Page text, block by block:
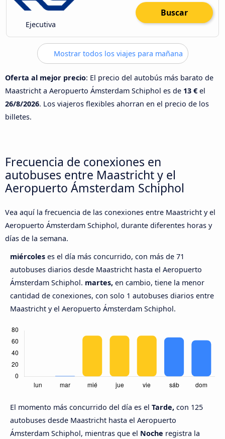
Ejecutiva
Buscar
Mostrar todos los viajes para mañana
Oferta al mejor precio: El precio del autobús más barato de
Maastricht a Aeropuerto Ámsterdam Schiphol es de 13 € el
26/8/2026. Los viajeros flexibles ahorran en el precio de los
billetes.
Frecuencia de conexiones en
autobuses entre Maastricht y el
Aeropuerto Ámsterdam Schiphol
Vea aquí la frecuencia de las conexiones entre Maastricht y el
Aeropuerto Ámsterdam Schiphol, durante diferentes horas y
días de la semana.
miércoles es el día más concurrido, con más de 71
autobuses diarios desde Maastricht hasta el Aeropuerto
Ámsterdam Schiphol. martes, en cambio, tiene la menor
cantidad de conexiones, con solo 1 autobuses diarios entre
Maastricht y el Aeropuerto Ámsterdam Schiphol.
El momento más concurrido del día es el Tarde, con 125
autobuses desde Maastricht hasta el Aeropuerto
Ámsterdam Schiphol, mientras que el Noche registra la